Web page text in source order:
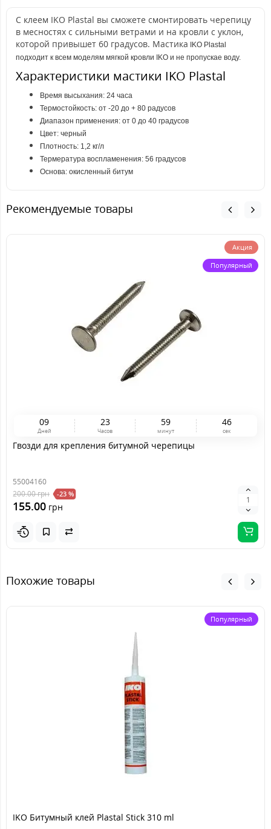
С клеем IKO Plastal вы сможете смонтировать черепицу
в месностях с сильными ветрами и на кровли с уклон,
которой привышет 60 градусов. Мастика IKO Plastal
подходит к всем моделям мягкой кровли IKO и не пропускае воду.
Характеристики мастики IKO Plastal
Время высыхания: 24 часа
Термостойкость: от -20 до + 80 радусов
Диапазон применения: от 0 до 40 градусов
Цвет: черный
Плотность: 1,2 кг/л
Термература воспламенения: 56 градусов
Основа: окисленный битум
Рекомендуемые товары
Акция
Популярный
09
Дней
23
Часов
59
минут
45
сек
Гвозди для крепления битумной черепицы
55004160
200.00грн -23 %
155.00 грн
Похожие товары
Популярный
IKO Битумный клей Plastal Stick 310 ml